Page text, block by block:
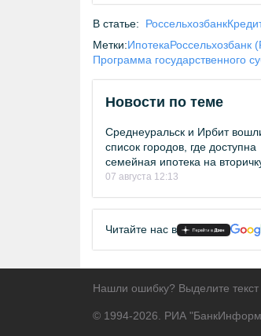
В статье: Россельхозбанк
Метки:ИпотекаРоссельхозбанк
Программа государственного
Новости по теме
Среднеуральск и Ирбит
список городов, где доступна
семейная ипотека на
07 августа 12:13
Читайте нас в
Нашли ошибку? Выделите
© 1994-2026. РИА